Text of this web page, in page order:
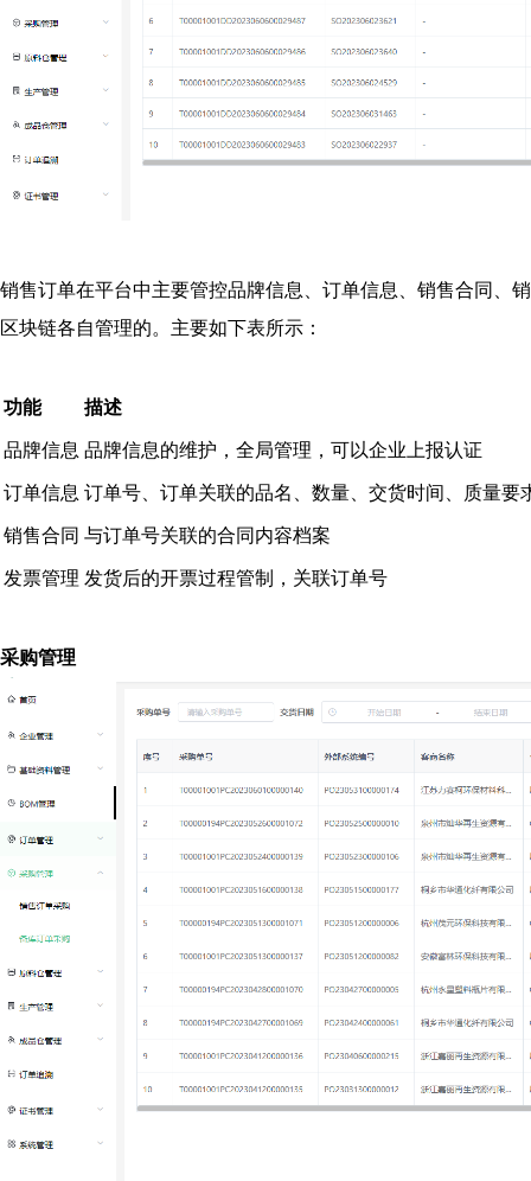
销售订单在平台中主要管控品牌信息、订单信息、销售合同、
区块链各自管理的。主要如下表所示：
功能 描述
品牌信息 品牌信息的维护，全局管理，可以企业上报认证
订单信息 订单号、订单关联的品名、数量、交货时间、质量要
销售合同 与订单号关联的合同内容档案
发票管理 发货后的开票过程管制，关联订单号
采购管理